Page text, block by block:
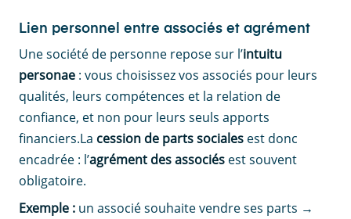
Lien personnel entre associés et agrément
Une société de personne repose sur l’intuitu
personae : vous choisissez vos associés pour leurs
qualités, leurs compétences et la relation de
confiance, et non pour leurs seuls apports
financiers.La cession de parts sociales est donc
encadrée : l’agrément des associés est souvent
obligatoire.
Exemple : un associé souhaite vendre ses parts →